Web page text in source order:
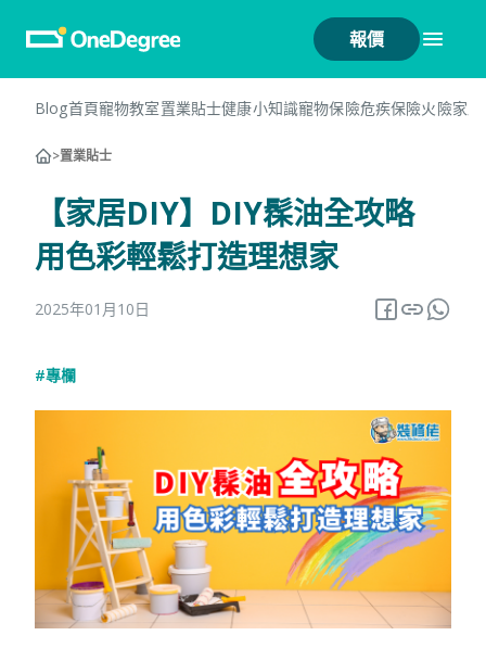
報價
Blog首頁寵物教室置業貼士健康小知識寵物保險危疾保險火險家
>置業貼士
【家居DIY】DIY髹油全攻略
用色彩輕鬆打造理想家
2025年01月10日
#專欄